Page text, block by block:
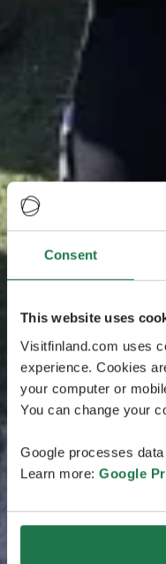
Consent
This website uses
Visitfinland.com uses
experience. Cookies
your computer or
You can change your
Google processes
Learn more: Google